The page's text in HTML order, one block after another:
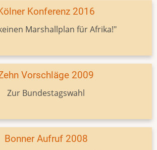
Konferenz 2016
Marshallplan für Afrika!"
Vorschläge 2009
Zur Bundestagswahl
Bonner Aufruf 2008